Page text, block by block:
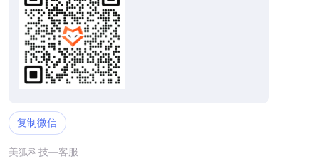
复制微信
美狐科技—客服